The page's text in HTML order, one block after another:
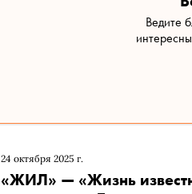
Ведите
24 октября 2025 г.
«ЖИЛ» — «Жизнь